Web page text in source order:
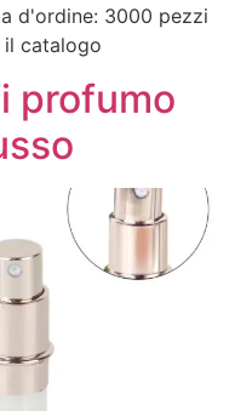
d'ordine: 3000 pezzi
il catalogo
profumo